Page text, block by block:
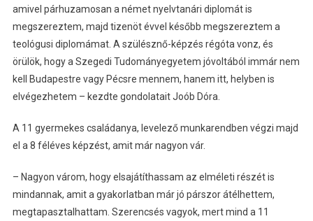
amivel párhuzamosan a német nyelvtanári diplomát is
megszereztem, majd tizenöt évvel később megszereztem a
teológusi diplomámat. A szülésznő-képzés régóta vonz, és
örülök, hogy a Szegedi Tudományegyetem jóvoltából immár nem
kell Budapestre vagy Pécsre mennem, hanem itt, helyben is
elvégezhetem – kezdte gondolatait Joób Dóra.
A 11 gyermekes családanya, levelező munkarendben végzi majd
el a 8 féléves képzést, amit már nagyon vár.
– Nagyon várom, hogy elsajátíthassam az elméleti részét is
mindannak, amit a gyakorlatban már jó párszor átélhettem,
megtapasztalhattam. Szerencsés vagyok, mert mind a 11